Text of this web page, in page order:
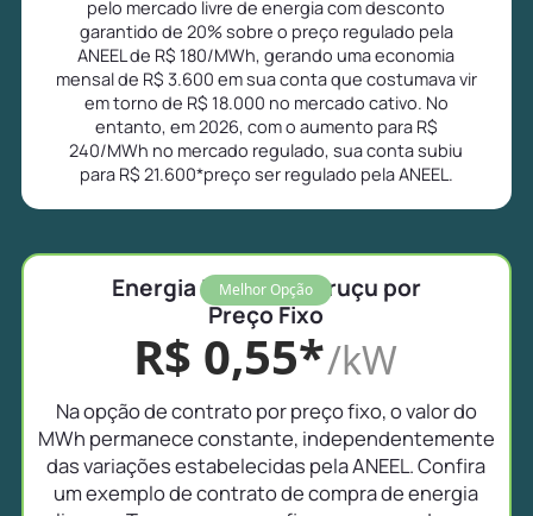
pelo mercado livre de energia com desconto
garantido de 20% sobre o preço regulado pela
ANEEL de R$ 180/MWh, gerando uma economia
mensal de R$ 3.600 em sua conta que costumava vir
em torno de R$ 18.000 no mercado cativo. No
entanto, em 2026, com o aumento para R$
240/MWh no mercado regulado, sua conta subiu
para R$ 21.600*preço ser regulado pela ANEEL.
Melhor Opção
Energia Livre em Turuçu por
Preço Fixo
R$ 0,55*/kW
Na opção de contrato por preço fixo, o valor do
MWh permanece constante, independentemente
das variações estabelecidas pela ANEEL. Confira
um exemplo de contrato de compra de energia